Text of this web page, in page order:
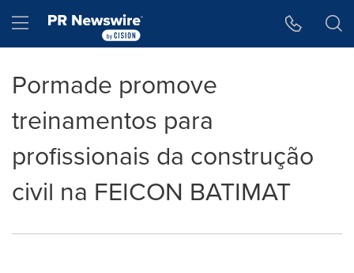
Hamburger menu
Pormade promove
treinamentos para
profissionais da construção
civil na FEICON BATIMAT